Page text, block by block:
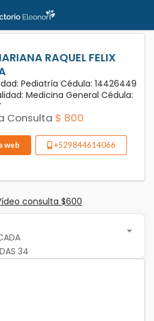
RAQUEL FELIX
Pediatría Cédula: 14426449
Medicina General Cédula:
Consulta $ 800
web +529844614066
consulta $600
34